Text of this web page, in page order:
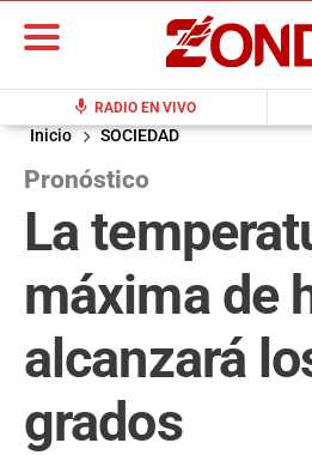
mic RADIO EN VIVO
Inicio SOCIEDAD
Pronóstico
La
máxima de
alcanzará
grados